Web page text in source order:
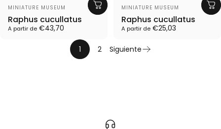
Proveedor:
MINIATURE MUSEUM
Raphus cucullatus
A partir de €43,70
Proveedor:
MINIATURE MUSEUM
Raphus cucullatus
A partir de €25,03
1 2 Siguiente